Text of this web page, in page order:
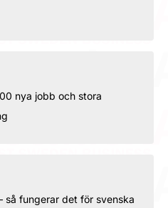
nya jobb och stora
så fungerar det för svenska